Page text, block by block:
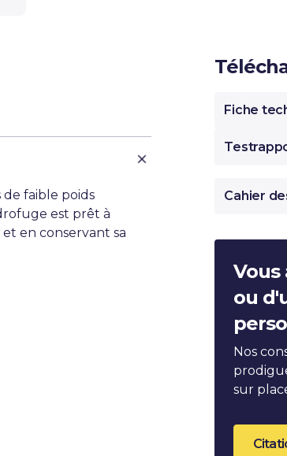
de faible poids
est prêt à
en conservant sa
Fiche
Cahier
Vous
ou
Nos
sur